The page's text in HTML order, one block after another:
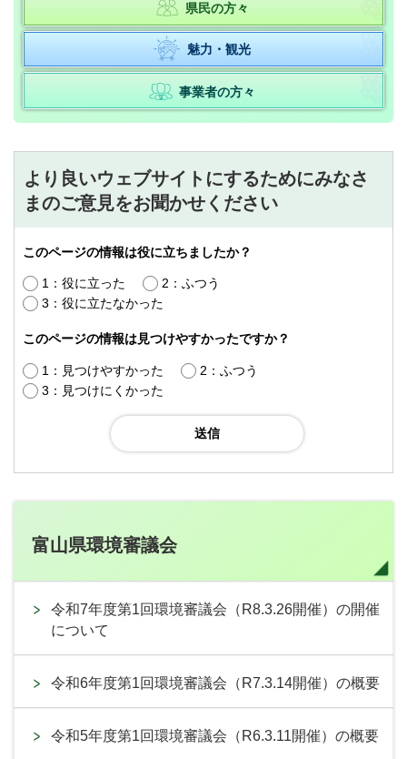
県民の方々
魅力・観光
事業者の方々
より良いウェブサイトにするためにみなさ
まのご意見をお聞かせください
このページの情報は役に立ちましたか？
1：役に立った
2：ふつう
3：役に立たなかった
このページの情報は見つけやすかったですか？
1：見つけやすかった
2：ふつう
3：見つけにくかった
富山県環境審議会
令和7年度第1回環境審議会（R8.3.26開催）の開催
について
令和6年度第1回環境審議会（R7.3.14開催）の概要
令和5年度第1回環境審議会（R6.3.11開催）の概要